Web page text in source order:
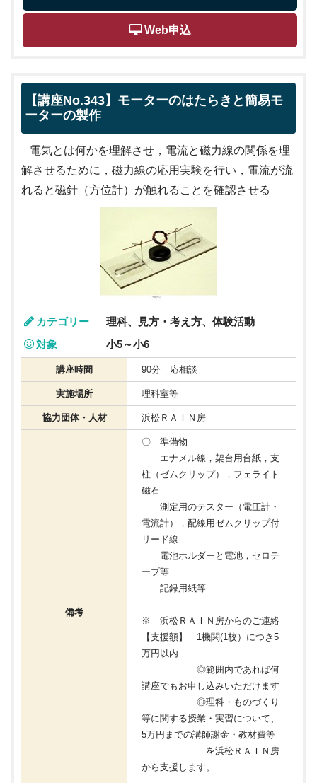
Web申込
【講座No.343】モーターのはたらきと簡易モ
ーターの製作
電気とは何かを理解させ，電流と磁力線の関係を理
解させるために，磁力線の応用実験を行い，電流が流
れると磁針（方位計）が触れることを確認させる
カテゴリー
理科、見方・考え方、体験活動
対象
小5～小6
講座時間 90分 応相談
実施場所 理科室等
協力団体・人材 浜松ＲＡＩＮ房
備考
〇 準備物
エナメル線，架台用台紙，支
柱（ゼムクリップ），フェライト
磁石
測定用のテスター（電圧計・
電流計），配線用ゼムクリップ付
リード線
電池ホルダーと電池，セロテ
ープ等
記録用紙等
※ 浜松ＲＡＩＮ房からのご連絡
【支援額】 1機関(1校）につき5
万円以内
◎範囲内であれば何
講座でもお申し込みいただけます
◎理科・ものづくり
等に関する授業・実習について、
5万円までの講師謝金・教材費等
を浜松ＲＡＩＮ房
から支援します。